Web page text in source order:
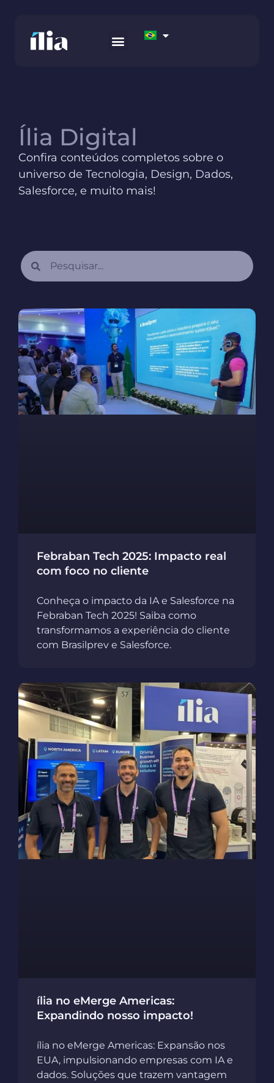
Ília Digital
Confira conteúdos completos sobre o
universo de Tecnologia, Design, Dados,
Salesforce, e muito mais!
Febraban Tech 2025: Impacto real
com foco no cliente
Conheça o impacto da IA e Salesforce na
Febraban Tech 2025! Saiba como
transformamos a experiência do cliente
com Brasilprev e Salesforce.
ília no eMerge Americas:
Expandindo nosso impacto!
ília no eMerge Americas: Expansão nos
EUA, impulsionando empresas com IA e
dados. Soluções que trazem vantagem